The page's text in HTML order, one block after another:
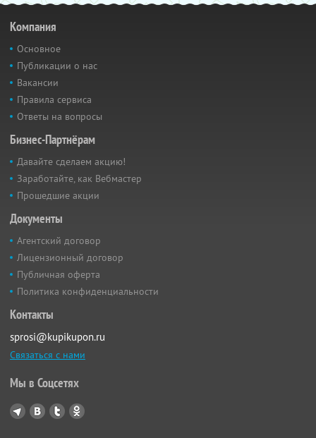
Компания
Основное
Публикации о нас
Вакансии
Правила сервиса
Ответы на вопросы
Бизнес-Партнёрам
Давайте сделаем акцию!
Заработайте, как Вебмастер
Прошедшие акции
Документы
Агентский договор
Лицензионный договор
Публичная оферта
Политика конфиденциальности
Контакты
sprosi@kupikupon.ru
Связаться с нами
Мы в Соцсетях